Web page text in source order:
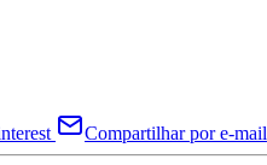
Compartilhar por e-mail